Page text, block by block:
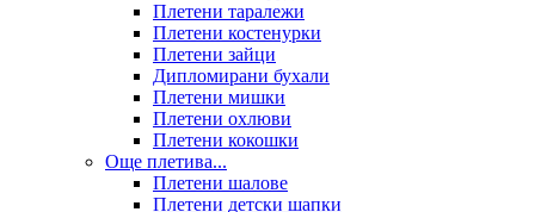
Плетени таралежи
Плетени костенурки
Плетени зайци
Дипломирани бухали
Плетени мишки
Плетени охлюви
Плетени кокошки
Още плетива...
Плетени шалове
Плетени детски шапки